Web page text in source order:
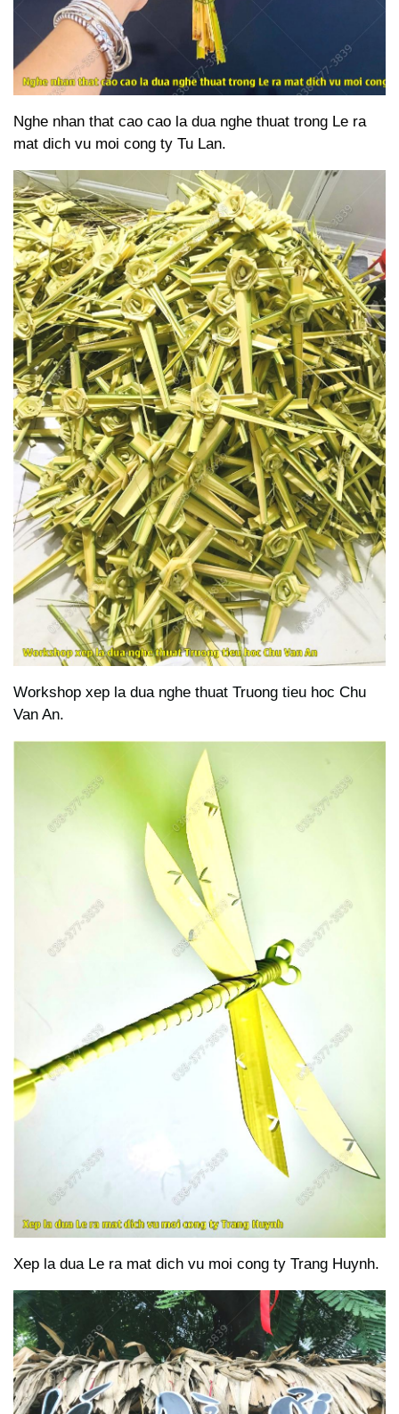
Nghe nhan that cao cao la dua nghe thuat trong Le ra
mat dich vu moi cong ty Tu Lan.
Workshop xep la dua nghe thuat Truong tieu hoc Chu
Van An.
Xep la dua Le ra mat dich vu moi cong ty Trang Huynh.